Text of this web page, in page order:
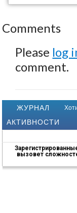
Comments
Please log
comment.
ЖУРНАЛ
АКТИВНОСТИ
вызовет